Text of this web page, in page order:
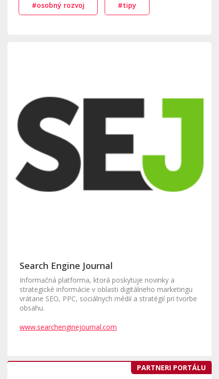
#osobný rozvoj #tipy
Search Engine Journal
Informačná platforma, ktorá poskytuje novinky a
strategické informácie v oblasti digitálneho marketingu
vrátane SEO, PPC, sociálnych médií a stratégií pri tvorbe
obsahu.
www.searchenginejournal.com
PARTNERI PORTÁLU